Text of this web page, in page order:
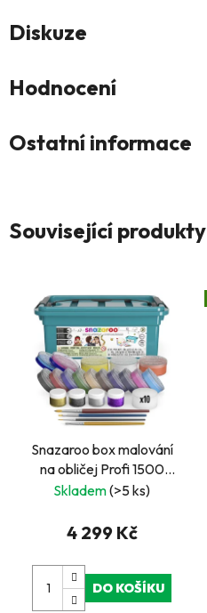
Diskuze
Hodnocení
Ostatní informace
Související produkty
Snazaroo box malování
na obličej Profi 1500
obličejů
Skladem(>5 ks)
4 299 Kč
DO KOŠÍKU